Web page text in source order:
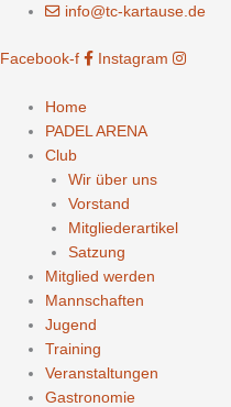
Zum
springen
info@tc-kartause.de
Facebook-f Instagram
Home
PADEL ARENA
Club
Wir über uns
Vorstand
Mitgliederartikel
Satzung
Mitglied werden
Mannschaften
Jugend
Training
Veranstaltungen
Gastronomie